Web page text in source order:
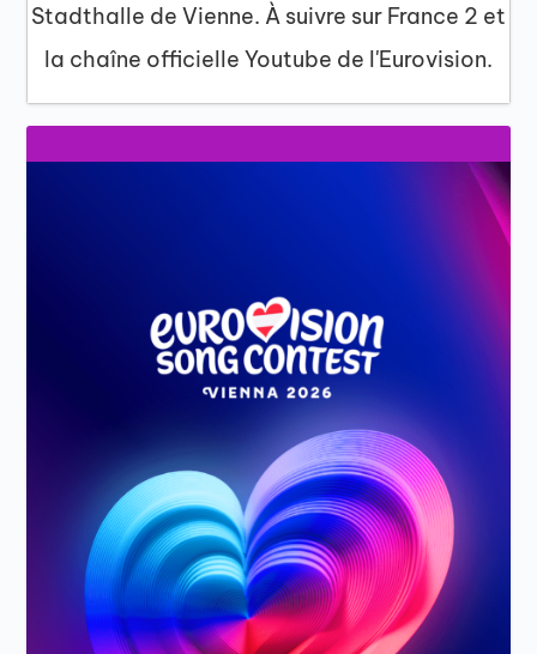
Stadthalle de Vienne. À suivre sur France 2 et
la chaîne officielle Youtube de l'Eurovision.